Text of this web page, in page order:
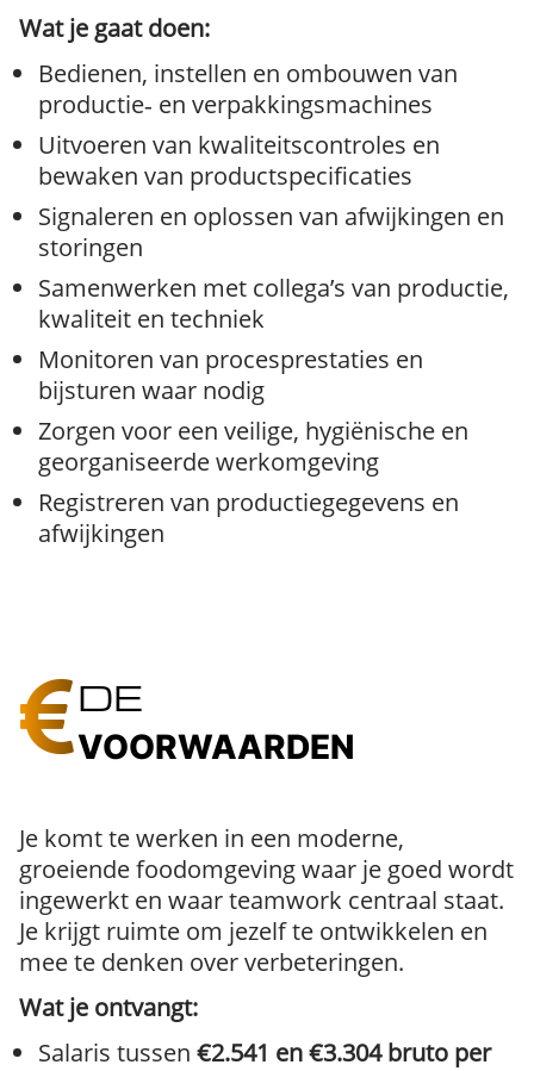
Wat je gaat doen:
Bedienen, instellen en ombouwen van
productie‑ en verpakkingsmachines
Uitvoeren van kwaliteitscontroles en
bewaken van productspecificaties
Signaleren en oplossen van afwijkingen en
storingen
Samenwerken met collega’s van productie,
kwaliteit en techniek
Monitoren van procesprestaties en
bijsturen waar nodig
Zorgen voor een veilige, hygiënische en
georganiseerde werkomgeving
Registreren van productiegegevens en
afwijkingen
DE
VOORWAARDEN
Je komt te werken in een moderne,
groeiende foodomgeving waar je goed wordt
ingewerkt en waar teamwork centraal staat.
Je krijgt ruimte om jezelf te ontwikkelen en
mee te denken over verbeteringen.
Wat je ontvangt:
Salaris tussen €2.541 en €3.304 bruto per